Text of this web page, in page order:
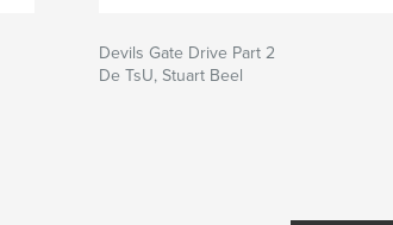
Devils Gate Drive Part 2
De TsU, Stuart Beel